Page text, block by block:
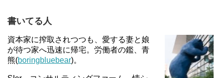
書いてる人
資本家に搾取されつつも、愛する妻と娘
が待つ家へ迅速に帰宅。労働者の鑑、青
熊(boringbluebear)。